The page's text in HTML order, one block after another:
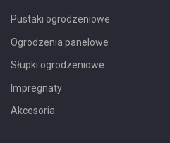
Pustaki ogrodzeniowe
Ogrodzenia panelowe
Słupki ogrodzeniowe
Impregnaty
Akcesoria